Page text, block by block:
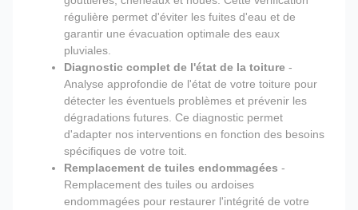
régulière permet d'éviter les fuites d'eau et de
garantir une évacuation optimale des eaux
pluviales.
Diagnostic complet de l'état de la toiture -
Analyse approfondie de l'état de votre toiture pour
détecter les éventuels problèmes et prévenir les
dégradations futures. Ce diagnostic permet
d'adapter nos interventions en fonction des besoins
spécifiques de votre toit.
Remplacement de tuiles endommagées -
Remplacement des tuiles ou ardoises
endommagées pour restaurer l'intégrité de votre